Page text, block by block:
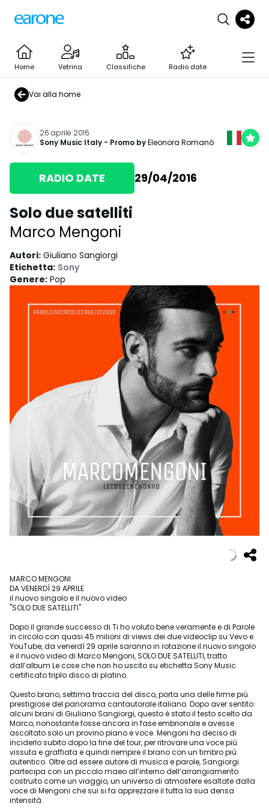
Home Vetrina Classifiche Radio date
Vai alla home
26 aprile 2016
Sony Music Italy - Promo byEleonora Romanò
RADIO DATE 29/04/2016
Solo due satelliti
Marco Mengoni
Autori: Giuliano Sangiorgi
Etichetta: Sony
Genere: Pop
MARCO MENGONI
DA VENERDÌ 29 APRILE
il nuovo singolo e il nuovo video
"SOLO DUE SATELLITI"
Dopo il grande successo di Ti ho voluto bene veramente e di Parole
in circolo con quasi 45 milioni di views dei due videoclip su Vevo e
YouTube, da venerdì 29 aprile saranno in rotazione il nuovo singolo
e il nuovo video di Marco Mengoni, SOLO DUE SATELLITI, tratto
dall’album Le cose che non ho uscito su etichetta Sony Music
certificato triplo disco di platino.
Questo brano, settima traccia del disco, porta una delle firme più
prestigiose del panorama cantautorale italiano. Dopo aver sentito
alcuni brani di Giuliano Sangiorgi, questo è stato il testo scelto da
Marco, nonostante fosse ancora in fase embrionale e avesse
ascoltato solo un provino piano e voce. Mengoni ha deciso di
inciderlo subito dopo la fine del tour, per ritrovare una voce più
vissuta e graffiata e quindi riempire il brano con un timbro più
autentico. Oltre ad essere autore di musica e parole, Sangiorgi
partecipa con un piccolo maeo all’interno dell’arrangiamento
costruito come un viaggio, un universo di atmosfere esaltate dalla
voce di Mengoni che sui si fa apprezzare il tutta la sua densa
intensità.